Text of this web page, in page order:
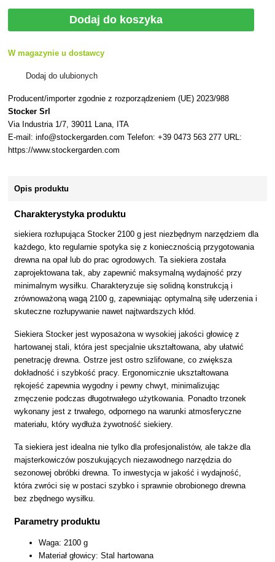
Dodaj do koszyka
W magazynie u dostawcy
Dodaj do ulubionych
Producent/importer zgodnie z rozporządzeniem (UE) 2023/988
Stocker Srl
Via Industria 1/7, 39011 Lana, ITA
E-mail: info@stockergarden.com Telefon: +39 0473 563 277 URL:
https://www.stockergarden.com
Opis produktu
Charakterystyka produktu
siekiera rozłupująca Stocker 2100 g jest niezbędnym narzędziem dla
każdego, kto regularnie spotyka się z koniecznością przygotowania
drewna na opał lub do prac ogrodowych. Ta siekiera została
zaprojektowana tak, aby zapewnić maksymalną wydajność przy
minimalnym wysiłku. Charakteryzuje się solidną konstrukcją i
zrównoważoną wagą 2100 g, zapewniając optymalną siłę uderzenia i
skuteczne rozłupywanie nawet najtwardszych kłód.
Siekiera Stocker jest wyposażona w wysokiej jakości głowicę z
hartowanej stali, która jest specjalnie ukształtowana, aby ułatwić
penetrację drewna. Ostrze jest ostro szlifowane, co zwiększa
dokładność i szybkość pracy. Ergonomicznie ukształtowana
rękojeść zapewnia wygodny i pewny chwyt, minimalizując
zmęczenie podczas długotrwałego użytkowania. Ponadto trzonek
wykonany jest z trwałego, odpornego na warunki atmosferyczne
materiału, który wydłuża żywotność siekiery.
Ta siekiera jest idealna nie tylko dla profesjonalistów, ale także dla
majsterkowiczów poszukujących niezawodnego narzędzia do
sezonowej obróbki drewna. To inwestycja w jakość i wydajność,
która zwróci się w postaci szybko i sprawnie obrobionego drewna
bez zbędnego wysiłku.
Parametry produktu
Waga: 2100 g
Materiał głowicy: Stal hartowana